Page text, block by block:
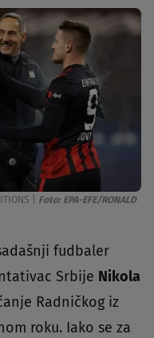
Foto: EPA-EFE/RONALD
fudbaler
Srbije Nikola
Radničkog iz
roku. Iako se za